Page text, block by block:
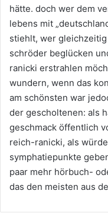
hätte. doch wer dem
lebens mit
stiehlt, wer
schröder beglücken
ranicki erstrahlen
wundern, wenn das
am schönsten war
der gescholtenen: als
geschmack öffentlich
reich-ranicki, als
symphatiepunkte
paar mehr hörbuch-
das den meisten aus